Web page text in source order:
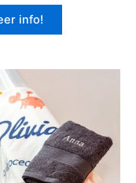
info!